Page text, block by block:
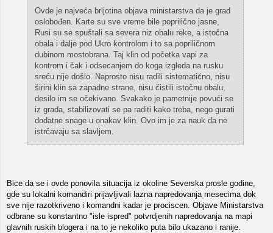
Ovde je najveća brljotina objava ministarstva da je grad
oslobođen. Karte su sve vreme bile poprilično jasne,
Rusi su se spuštali sa severa niz obalu reke, a istočna
obala i dalje pod Ukro kontrolom i to sa popriličnom
dubinom mostobrana. Taj klin od početka vapi za
kontrom i čak i odsecanjem do koga izgleda na rusku
sreću nije došlo. Naprosto nisu radili sistematično, nisu
širini klin sa zapadne strane, nisu čistili istočnu obalu,
desilo im se očekivano. Svakako je pametnije povući se
iz grada, stabilizovati se pa raditi kako treba, nego gurati
dodatne snage u onakav klin. Ovo im je za nauk da ne
istrčavaju sa slavljem.
Bice da se i ovde ponovila situacija iz okoline Severska prosle godine,
gde su lokalni komandiri prijavljivali lazna napredovanja mesecima dok
sve nije razotkriveno i komandni kadar je prociscen. Objave Ministarstva
odbrane su konstantno "isle ispred" potvrdjenih napredovanja na mapi
glavnih ruskih blogera i na to je nekoliko puta bilo ukazano i ranije.